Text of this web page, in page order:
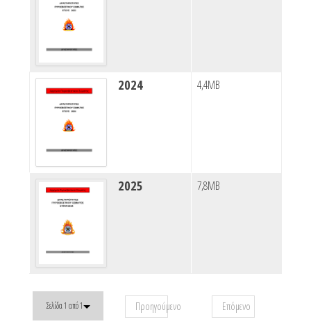
2024 4,4MB
2025 7,8MB
Σελίδα 1 από 1 Προηγούμενο Επόμενο